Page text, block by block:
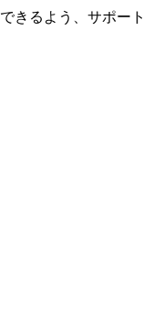
きるよう、サポート